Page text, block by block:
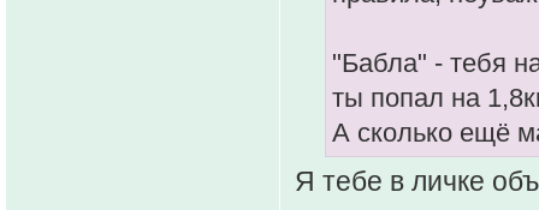
"Бабла" - тебя
ты попал на
А сколько ещё
Я тебе в личке